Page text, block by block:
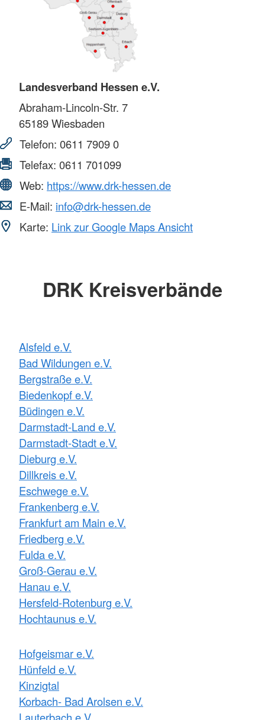
Landesverband Hessen e.V.
Abraham-Lincoln-Str. 7
65189Wiesbaden
Telefon: 0611 7909 0
Telefax: 0611 701099
Web: https://www.drk-hessen.de
E-Mail: info@drk-hessen.de
Karte: Link zur Google Maps Ansicht
DRK Kreisverbände
Alsfeld e.V.
Bad Wildungen e.V.
Bergstraße e.V.
Biedenkopf e.V.
Büdingen e.V.
Darmstadt-Land e.V.
Darmstadt-Stadt e.V.
Dieburg e.V.
Dillkreis e.V.
Eschwege e.V.
Frankenberg e.V.
Frankfurt am Main e.V.
Friedberg e.V.
Fulda e.V.
Groß-Gerau e.V.
Hanau e.V.
Hersfeld-Rotenburg e.V.
Hochtaunus e.V.
Hofgeismar e.V.
Hünfeld e.V.
Kinzigtal
Korbach- Bad Arolsen e.V.
Lauterbach e.V.